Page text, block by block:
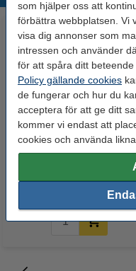
som hjälper oss att
förbättra webbplatsen. Vi
visa dig annonser som
intressen och använder
för att spåra ditt
Policy gällande cookies
de fungerar och hur du
acceptera för att ge ditt
kommer vi endast att
cookies och använda
10x15cm 210g 123ink
fotopapper | Premium
120 kr Inkl. 25% Moms